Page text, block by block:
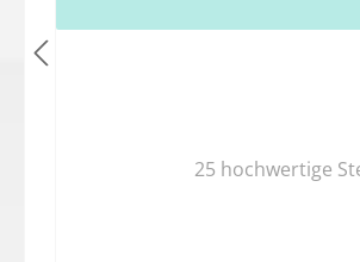
25 hochwertige